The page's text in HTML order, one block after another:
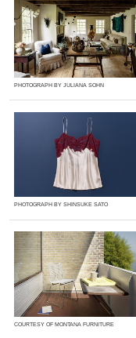
PHOTOGRAPH BY JULIANA SOHN
PHOTOGRAPH BY SHINSUKE SATO
COURTESY OF MONTANA FURNITURE